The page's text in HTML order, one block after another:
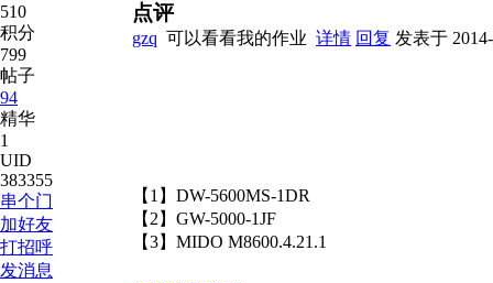
510
积分
799
帖子
94
精华
1
UID
383355
串个门
加好友
打招呼
发消息
点评
gzq 可以看看我的作业 详情 回复 发表于
【1】DW-5600MS-1DR
【2】GW-5000-1JF
【3】MIDO M8600.4.21.1